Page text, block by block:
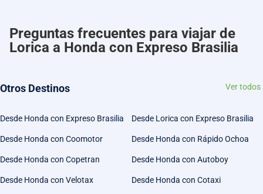
Preguntas frecuentes para viajar de
Lorica a Honda con Expreso Brasilia
Otros Destinos Ver todos
Desde Honda con Expreso Brasilia Desde Lorica con Expreso Brasilia
Desde Honda con Coomotor Desde Honda con Rápido Ochoa
Desde Honda con Copetran Desde Honda con Autoboy
Desde Honda con Velotax Desde Honda con Cotaxi